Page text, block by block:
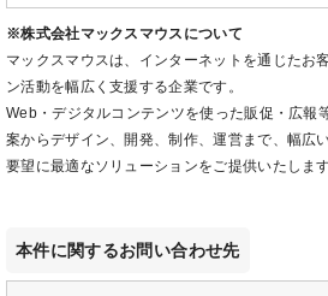
※株式会社マックスマウスについて
マックスマウスは、インターネットを通じたお
ン活動を幅広く支援する企業です。
Web・デジタルコンテンツを使った販促・広報
案からデザイン、開発、制作、運営まで、幅広
要望に最適なソリューションをご提供いたします
本件に関するお問い合わせ先